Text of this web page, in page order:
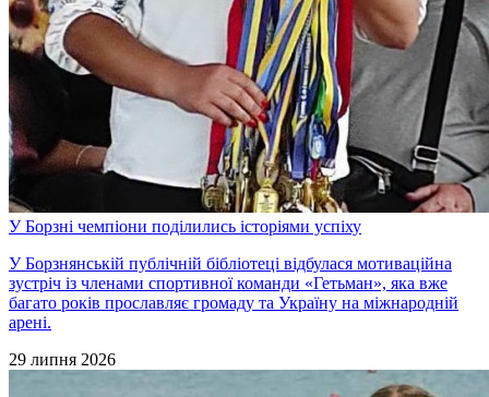
У Борзні чемпіони поділились історіями успіху
У Борзнянській публічній бібліотеці відбулася мотиваційна
зустріч із членами спортивної команди «Гетьман», яка вже
багато років прославляє громаду та Україну на міжнародній
арені.
29 липня 2026